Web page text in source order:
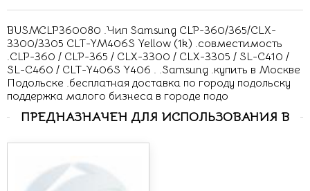
BUSMCLP360080 .Чип Samsung CLP-360/365/CLX-
3300/3305 CLT-YM406S Yellow (1k) .совместимость
.CLP-360 / CLP-365 / CLX-3300 / CLX-3305 / SL-C410 /
SL-C460 / CLT-Y406S Y406 . .Samsung .купить в Москве
Подольске .бесплатная доставка по городу подольску
поддержка малого бизнеса в городе подо
ПРЕДНАЗНАЧЕН ДЛЯ ИСПОЛЬЗОВАНИЯ В